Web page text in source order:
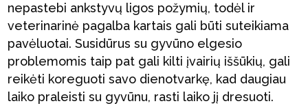
nepastebi ankstyvų ligos požymių, todėl ir
veterinarinė pagalba kartais gali būti suteikiama
pavėluotai. Susidūrus su gyvūno elgesio
problemomis taip pat gali kilti įvairių iššūkių, gali
reikėti koreguoti savo dienotvarkę, kad daugiau
laiko praleisti su gyvūnu, rasti laiko jį dresuoti.